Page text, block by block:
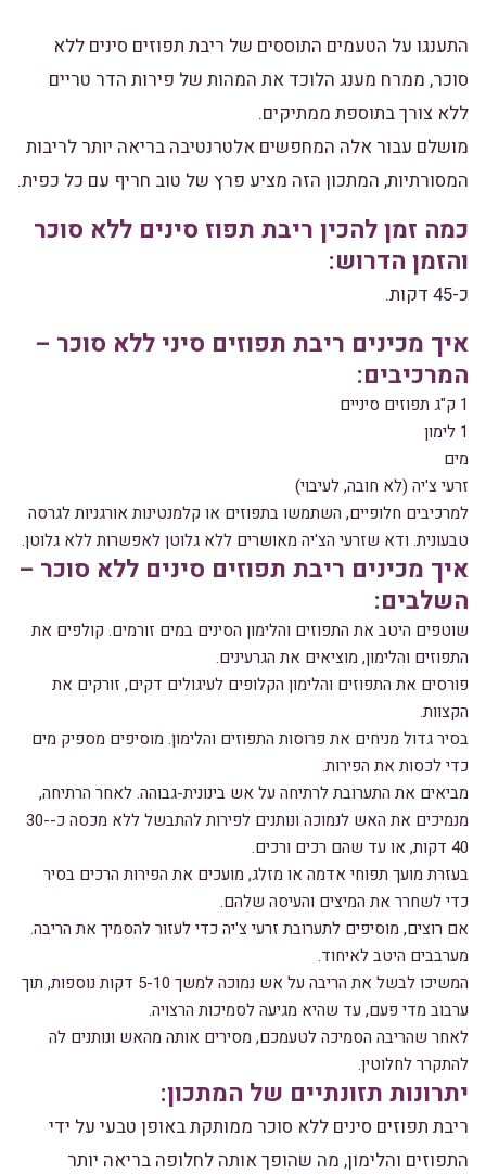
התענגו על הטעמים התוססים של ריבת תפוזים סינים ללא
סוכר, ממרח מענג הלוכד את המהות של פירות הדר טריים
ללא צורך בתוספת ממתיקים.
מושלם עבור אלה המחפשים אלטרנטיבה בריאה יותר לריבות
המסורתיות, המתכון הזה מציע פרץ של טוב חריף עם כל כפית.
כמה זמן להכין ריבת תפוז סינים ללא סוכר
והזמן הדרוש:
כ-45 דקות.
איך מכינים ריבת תפוזים סיני ללא סוכר –
המרכיבים:
1 ק"ג תפוזים סיניים
1 לימון
מים
זרעי צ'יה (לא חובה, לעיבוי)
למרכיבים חלופיים, השתמשו בתפוזים או קלמנטינות אורגניות לגרסה
טבעונית. ודא שזרעי הצ'יה מאושרים ללא גלוטן לאפשרות ללא גלוטן.
איך מכינים ריבת תפוזים סינים ללא סוכר –
השלבים:
שוטפים היטב את התפוזים והלימון הסינים במים זורמים. קולפים את
התפוזים והלימון, מוציאים את הגרעינים.
פורסים את התפוזים והלימון הקלופים לעיגולים דקים, זורקים את
הקצוות.
בסיר גדול מניחים את פרוסות התפוזים והלימון. מוסיפים מספיק מים
כדי לכסות את הפירות.
מביאים את התערובת לרתיחה על אש בינונית-גבוהה. לאחר הרתיחה,
מנמיכים את האש לנמוכה ונותנים לפירות להתבשל ללא מכסה כ-30-
40 דקות, או עד שהם רכים ורכים.
בעזרת מועך תפוחי אדמה או מזלג, מועכים את הפירות הרכים בסיר
כדי לשחרר את המיצים והעיסה שלהם.
אם רוצים, מוסיפים לתערובת זרעי צ'יה כדי לעזור להסמיך את הריבה.
מערבבים היטב לאיחוד.
המשיכו לבשל את הריבה על אש נמוכה למשך 5-10 דקות נוספות, תוך
ערבוב מדי פעם, עד שהיא מגיעה לסמיכות הרצויה.
לאחר שהריבה הסמיכה לטעמכם, מסירים אותה מהאש ונותנים לה
להתקרר לחלוטין.
יתרונות תזונתיים של המתכון:
ריבת תפוזים סינים ללא סוכר ממותקת באופן טבעי על ידי
התפוזים והלימון, מה שהופך אותה לחלופה בריאה יותר